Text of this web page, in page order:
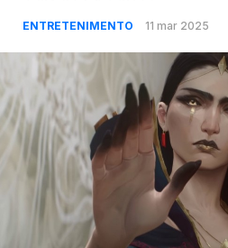
ENTRETENIMENTO 11 mar 2025